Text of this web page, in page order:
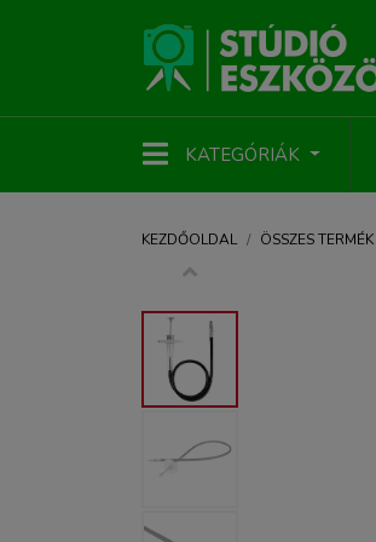
KATEGÓRIÁK
KEZDŐOLDAL ÖSSZES TERMÉK